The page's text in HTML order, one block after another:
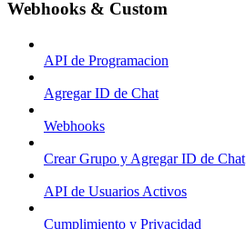
Webhooks & Custom
API de Programacion
Agregar ID de Chat
Webhooks
Crear Grupo y Agregar ID de Chat
API de Usuarios Activos
Cumplimiento y Privacidad